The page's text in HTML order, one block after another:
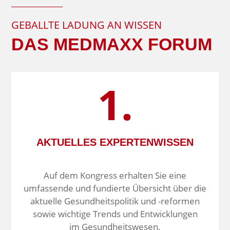
GEBALLTE LADUNG AN WISSEN
DAS MEDMAXX FORUM
1.
AKTUELLES EXPERTENWISSEN
Auf dem Kongress erhalten Sie eine
umfassende und fundierte Übersicht über die
aktuelle Gesundheits­politik und -reformen
sowie wichtige Trends und Entwicklungen
im Gesundheitswesen.